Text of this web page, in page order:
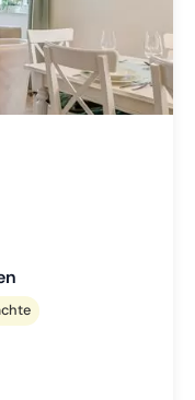
1 wechseln
2 wechseln
3 wechseln
4 wechseln
5 wechseln
6 wechseln